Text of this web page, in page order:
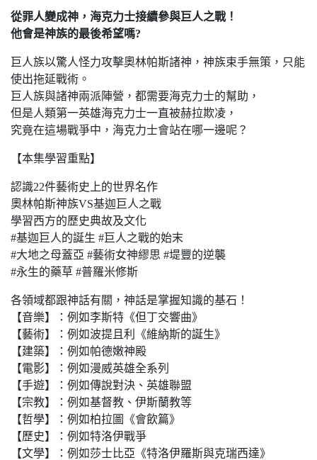
從罪人變成神，海克力士接續參與巨人之戰！
他會是神族的最後希望嗎?
巨人族以驚人怪力攻擊奧林帕斯諸神，神族束手無策，只能
使出拖延戰術。
巨人族與諸神兩派陣營，都需要海克力士的幫助，
但是人類第一英雄海克力士一直被赫拉欺凌，
究竟在這場戰爭中，海克力士會站在哪一邊呢？
【本集學習重點】
認識22件藝術史上的世界名作
奧林帕斯神族VS基迦巨人之戰
學習西方的歷史典故及文化
#基迦巨人的誕生 #巨人之戰的始末
#大地之母蓋亞 #藝術女神繆思 #堤豐的逆襲
#永生的藥草 #普羅米修斯
各領域都跟神話有關，神話是掌握知識的基石！
【音樂】：例如李斯特《但丁交響曲》
【藝術】：例如波提且利《維納斯的誕生》
【建築】：例如帕德嫩神殿
【電影】：例如漫威英雄全系列
【手遊】：例如傳說對決、英雄聯盟
【宗教】：例如基督教、伊斯蘭教等
【哲學】：例如柏拉圖《會飲篇》
【歷史】：例如特洛伊戰爭
【文學】：例如莎士比亞《特洛伊羅斯與克瑞西達》